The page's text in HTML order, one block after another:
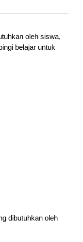
oleh siswa,
belajar untuk
dibutuhkan oleh